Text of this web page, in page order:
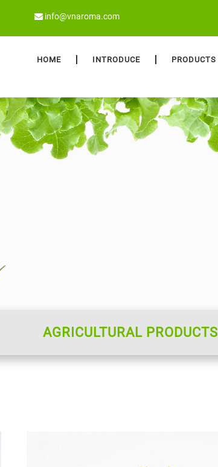
info@vnaroma.com
HOME INTRODUCE PRODUCTS
AGRICULTURAL PRODUCTS